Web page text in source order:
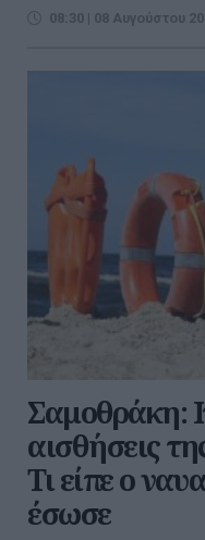
08:30 | 08 Αυγούστου
Σαμοθράκη:
αισθήσεις
Τι είπε ο
έσωσε